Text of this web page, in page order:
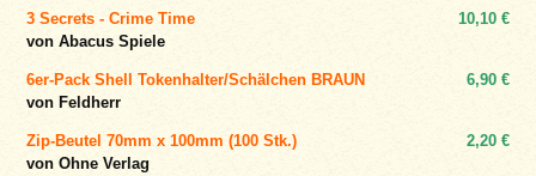
3 Secrets - Crime Time
von Abacus Spiele
10,10 €
6er-Pack Shell Tokenhalter/Schälchen BRAUN
von Feldherr
6,90 €
Zip-Beutel 70mm x 100mm (100 Stk.)
von Ohne Verlag
2,20 €